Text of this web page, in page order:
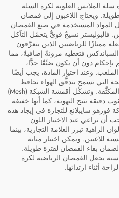
سلة الملابس العلوية لكرة السلة
ويحتاج اللاعبون إلى قمصان
المستخدمة في صنع القمصان
فالبوليستر نسيجٌ قويٌّ يتحمّل التآكل
ممتازًا للرياضيين الذين يتعرَّقون
السباندكس فتعطيه مرونةً إضافيةً، مما
بإحكام دون أن يكون ضيِّقًا جدًّا،
وعند اختيار المادة، يجب أيضًا
التي تسمح بتدفُّق الهواء تحافظ
على برودة اللاعب خلال المباريات المكثَّفة. وتشكِّل أقمشة الشبكة (Mesh)
دقيقة تتيح التهوية، كما أنها خفيفة
فوزهو سايبلانغ للتجارة في إيجاد هذه
أن تراعي عند الاختيار اللون
الزاهية تبرز العلامة التجارية، بينما
للاعبين. ويمكن اختبار متانة
بقاء القمصان لفترة طويلة.
يجعل القمصان الرياضية لكرة
أثناء ارتدائها.